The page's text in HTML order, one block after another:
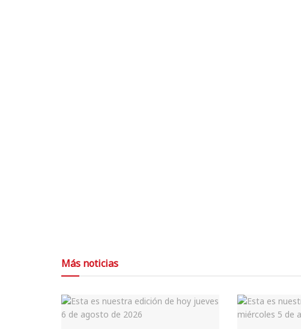
Más noticias